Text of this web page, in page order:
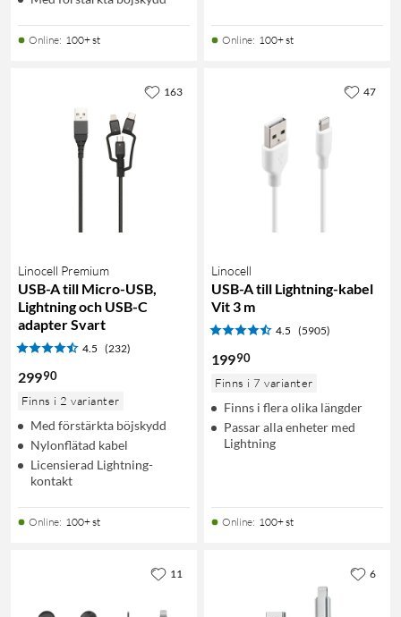
Online: 100+ st Online: 100+ st
Linocell Premium
USB-A till Micro-USB,
Lightning och USB-C
adapter Svart
4.5 (232)
29990
Finns i 2 varianter
Med förstärkta böjskydd
Nylonflätad kabel
Licensierad Lightning-
kontakt
Online: 100+ st
163
Linocell
USB-A till Lightning-kabel
Vit 3 m
4.5 (5905)
19990
Finns i 7 varianter
Finns i flera olika längder
Passar alla enheter med
Lightning
Online: 100+ st
47
11 6